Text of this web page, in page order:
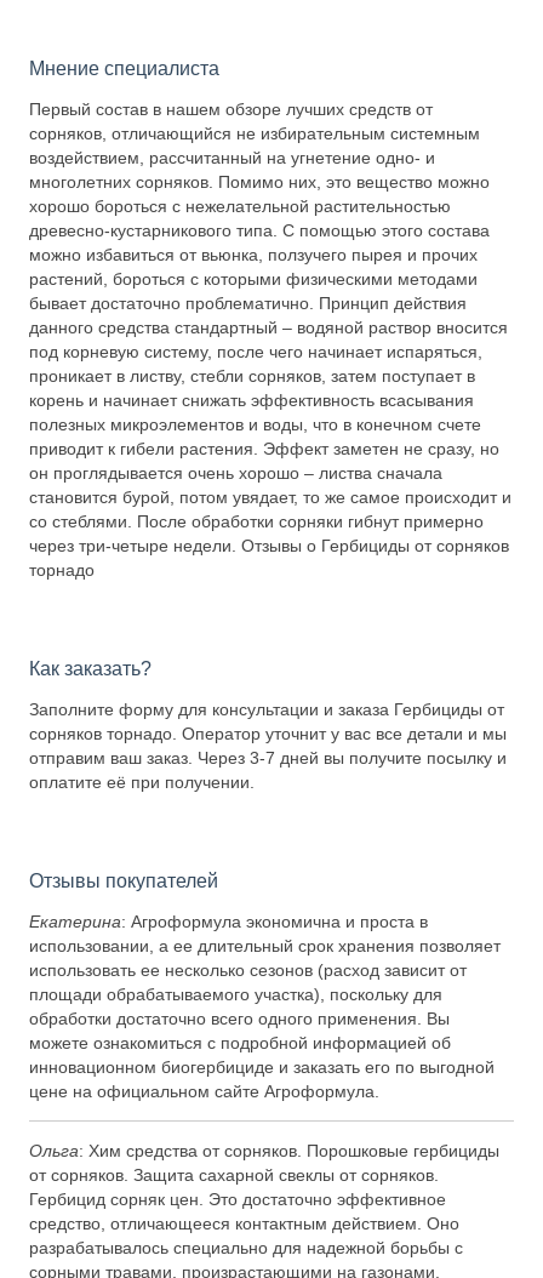
Мнение специалиста
Первый состав в нашем обзоре лучших средств от
сорняков, отличающийся не избирательным системным
воздействием, рассчитанный на угнетение одно- и
многолетних сорняков. Помимо них, это вещество можно
хорошо бороться с нежелательной растительностью
древесно-кустарникового типа. С помощью этого состава
можно избавиться от вьюнка, ползучего пырея и прочих
растений, бороться с которыми физическими методами
бывает достаточно проблематично. Принцип действия
данного средства стандартный – водяной раствор вносится
под корневую систему, после чего начинает испаряться,
проникает в листву, стебли сорняков, затем поступает в
корень и начинает снижать эффективность всасывания
полезных микроэлементов и воды, что в конечном счете
приводит к гибели растения. Эффект заметен не сразу, но
он проглядывается очень хорошо – листва сначала
становится бурой, потом увядает, то же самое происходит и
со стеблями. После обработки сорняки гибнут примерно
через три-четыре недели. Отзывы о Гербициды от сорняков
торнадо
Как заказать?
Заполните форму для консультации и заказа Гербициды от
сорняков торнадо. Оператор уточнит у вас все детали и мы
отправим ваш заказ. Через 3-7 дней вы получите посылку и
оплатите её при получении.
Отзывы покупателей
Екатерина: Агроформула экономична и проста в
использовании, а ее длительный срок хранения позволяет
использовать ее несколько сезонов (расход зависит от
площади обрабатываемого участка), поскольку для
обработки достаточно всего одного применения. Вы
можете ознакомиться с подробной информацией об
инновационном биогербициде и заказать его по выгодной
цене на официальном сайте Агроформула.
Ольга: Хим средства от сорняков. Порошковые гербициды
от сорняков. Защита сахарной свеклы от сорняков.
Гербицид сорняк цен. Это достаточно эффективное
средство, отличающееся контактным действием. Оно
разрабатывалось специально для надежной борьбы с
сорными травами, произрастающими на газонами.